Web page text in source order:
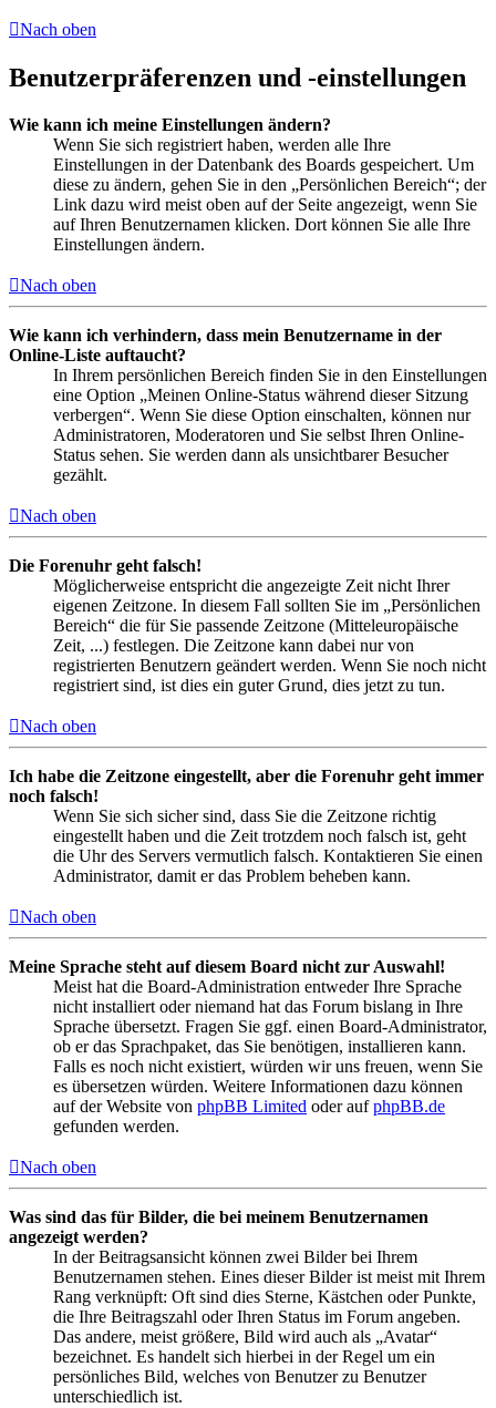
Nach oben
Benutzerpräferenzen und -einstellungen
Wie kann ich meine Einstellungen ändern?
Wenn Sie sich registriert haben, werden alle Ihre
Einstellungen in der Datenbank des Boards gespeichert. Um
diese zu ändern, gehen Sie in den „Persönlichen Bereich“; der
Link dazu wird meist oben auf der Seite angezeigt, wenn Sie
auf Ihren Benutzernamen klicken. Dort können Sie alle Ihre
Einstellungen ändern.
Nach oben
Wie kann ich verhindern, dass mein Benutzername in der
Online-Liste auftaucht?
In Ihrem persönlichen Bereich finden Sie in den Einstellungen
eine Option „Meinen Online-Status während dieser Sitzung
verbergen“. Wenn Sie diese Option einschalten, können nur
Administratoren, Moderatoren und Sie selbst Ihren Online-
Status sehen. Sie werden dann als unsichtbarer Besucher
gezählt.
Nach oben
Die Forenuhr geht falsch!
Möglicherweise entspricht die angezeigte Zeit nicht Ihrer
eigenen Zeitzone. In diesem Fall sollten Sie im „Persönlichen
Bereich“ die für Sie passende Zeitzone (Mitteleuropäische
Zeit, ...) festlegen. Die Zeitzone kann dabei nur von
registrierten Benutzern geändert werden. Wenn Sie noch nicht
registriert sind, ist dies ein guter Grund, dies jetzt zu tun.
Nach oben
Ich habe die Zeitzone eingestellt, aber die Forenuhr geht immer
noch falsch!
Wenn Sie sich sicher sind, dass Sie die Zeitzone richtig
eingestellt haben und die Zeit trotzdem noch falsch ist, geht
die Uhr des Servers vermutlich falsch. Kontaktieren Sie einen
Administrator, damit er das Problem beheben kann.
Nach oben
Meine Sprache steht auf diesem Board nicht zur Auswahl!
Meist hat die Board-Administration entweder Ihre Sprache
nicht installiert oder niemand hat das Forum bislang in Ihre
Sprache übersetzt. Fragen Sie ggf. einen Board-Administrator,
ob er das Sprachpaket, das Sie benötigen, installieren kann.
Falls es noch nicht existiert, würden wir uns freuen, wenn Sie
es übersetzen würden. Weitere Informationen dazu können
auf der Website von phpBB Limited oder aufphpBB.de
gefunden werden.
Nach oben
Was sind das für Bilder, die bei meinem Benutzernamen
angezeigt werden?
In der Beitragsansicht können zwei Bilder bei Ihrem
Benutzernamen stehen. Eines dieser Bilder ist meist mit Ihrem
Rang verknüpft: Oft sind dies Sterne, Kästchen oder Punkte,
die Ihre Beitragszahl oder Ihren Status im Forum angeben.
Das andere, meist größere, Bild wird auch als „Avatar“
bezeichnet. Es handelt sich hierbei in der Regel um ein
persönliches Bild, welches von Benutzer zu Benutzer
unterschiedlich ist.